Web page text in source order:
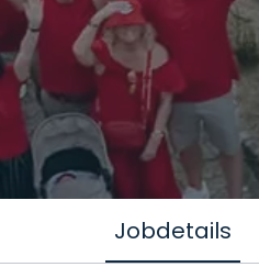
Jobdetails